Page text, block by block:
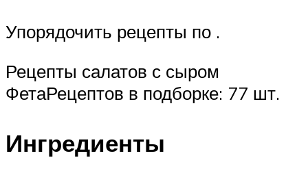
Упорядочить рецепты по .
Рецепты салатов с сыром
ФетаРецептов в подборке: 77 шт.
Ингредиенты